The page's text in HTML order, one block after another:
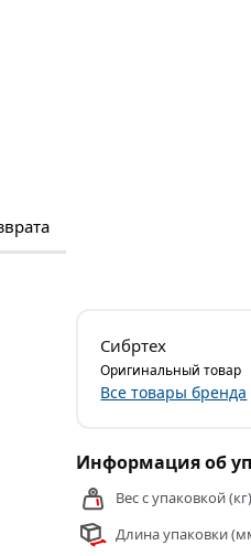
Сибртех
Оригинальный товар
Все товары бренда
Информация об
Вес с упаковкой
Длина упаковки